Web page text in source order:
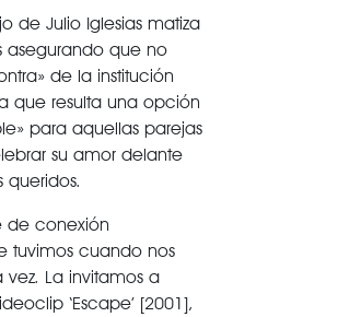
de Julio Iglesias matiza
asegurando que no
de la institución
que resulta una opción
para aquellas parejas
su amor delante
queridos.
de conexión
tuvimos cuando nos
vez. La invitamos a
‘Escape’ [2001],